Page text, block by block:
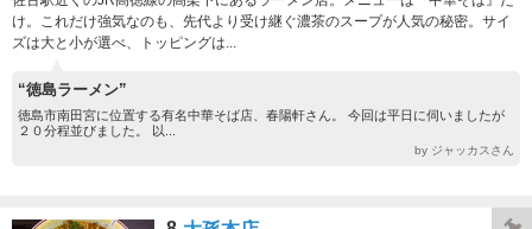
け。これだけ強気なのも、先代より受け継ぐ濃茶のスープが人気の秘密。サイ
ズは大と小が選べ、トッピングは...
“徳島ラーメン”
徳島市南田宮に位置する有名中華そば店、春陽軒さん。 今回は平日に伺いましたが
２０分程並びました。 以...
by ジャッカスさん